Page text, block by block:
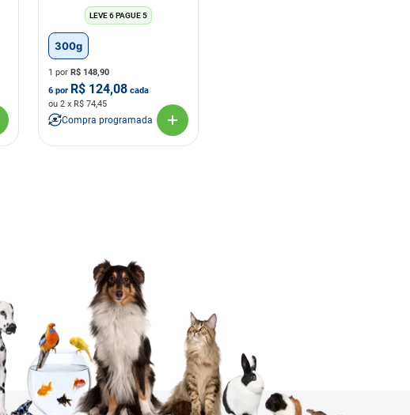
LEVE 6 PAGUE 5
300g
1 porR$ 148,90
6 por R$ 124,08 cada
ou2 x R$74,45
Compra programada